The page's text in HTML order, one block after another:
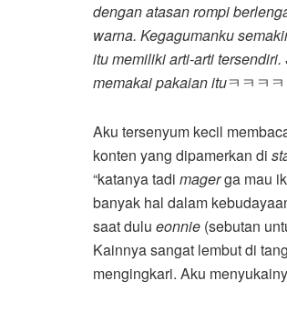
dengan atasan rompi
warna. Kegagumanku
itu memiliki arti-arti
memakai pakaian ituㅋㅋㅋㅋ
Aku tersenyum kecil
konten yang dipamerkan di
“katanya tadi magerga mau
banyak hal dalam
saat dulu eonnie (sebutan
Kainnya sangat lembut di
mengingkari. Aku